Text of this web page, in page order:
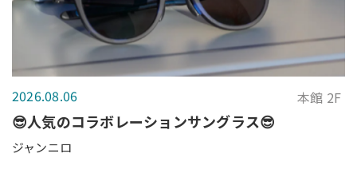
2026.08.06 本館 2F
😎人気のコラボレーションサングラス😎
ジャンニロ